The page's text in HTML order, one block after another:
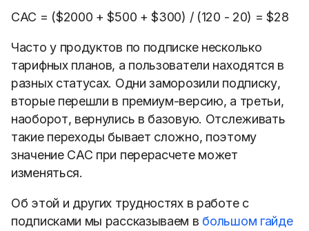
САС = ($2000 + $500 + $300) / (120 - 20) = $28
Часто у продуктов по подписке несколько
тарифных планов, а пользователи находятся в
разных статусах. Одни заморозили подписку,
вторые перешли в премиум-версию, а третьи,
наоборот, вернулись в базовую. Отслеживать
такие переходы бывает сложно, поэтому
значение САС при перерасчете может
изменяться.
Об этой и других трудностях в работе с
подписками мы рассказываем в большом гайде